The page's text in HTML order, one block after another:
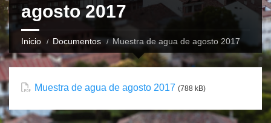
agosto 2017
Inicio Documentos Muestra de agua de agosto 2017
Muestra de agua de agosto 2017 (788 kB)